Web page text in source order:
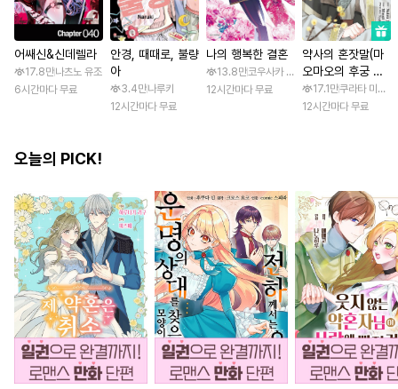
어쌔신&신데렐라
17.8만나츠노 유조
6시간마다 무료
안경, 때때로, 불량
아
3.4만나루키
12시간마다 무료
나의 행복한 결혼
13.8만코우사카 리토 / 아기토기 아쿠미
12시간마다 무료
약사의 혼잣말(마
오마오의 후궁 수
수께끼 풀이수첩)
17.1만쿠라타 미노
12시간마다 무료
오늘의 PICK!